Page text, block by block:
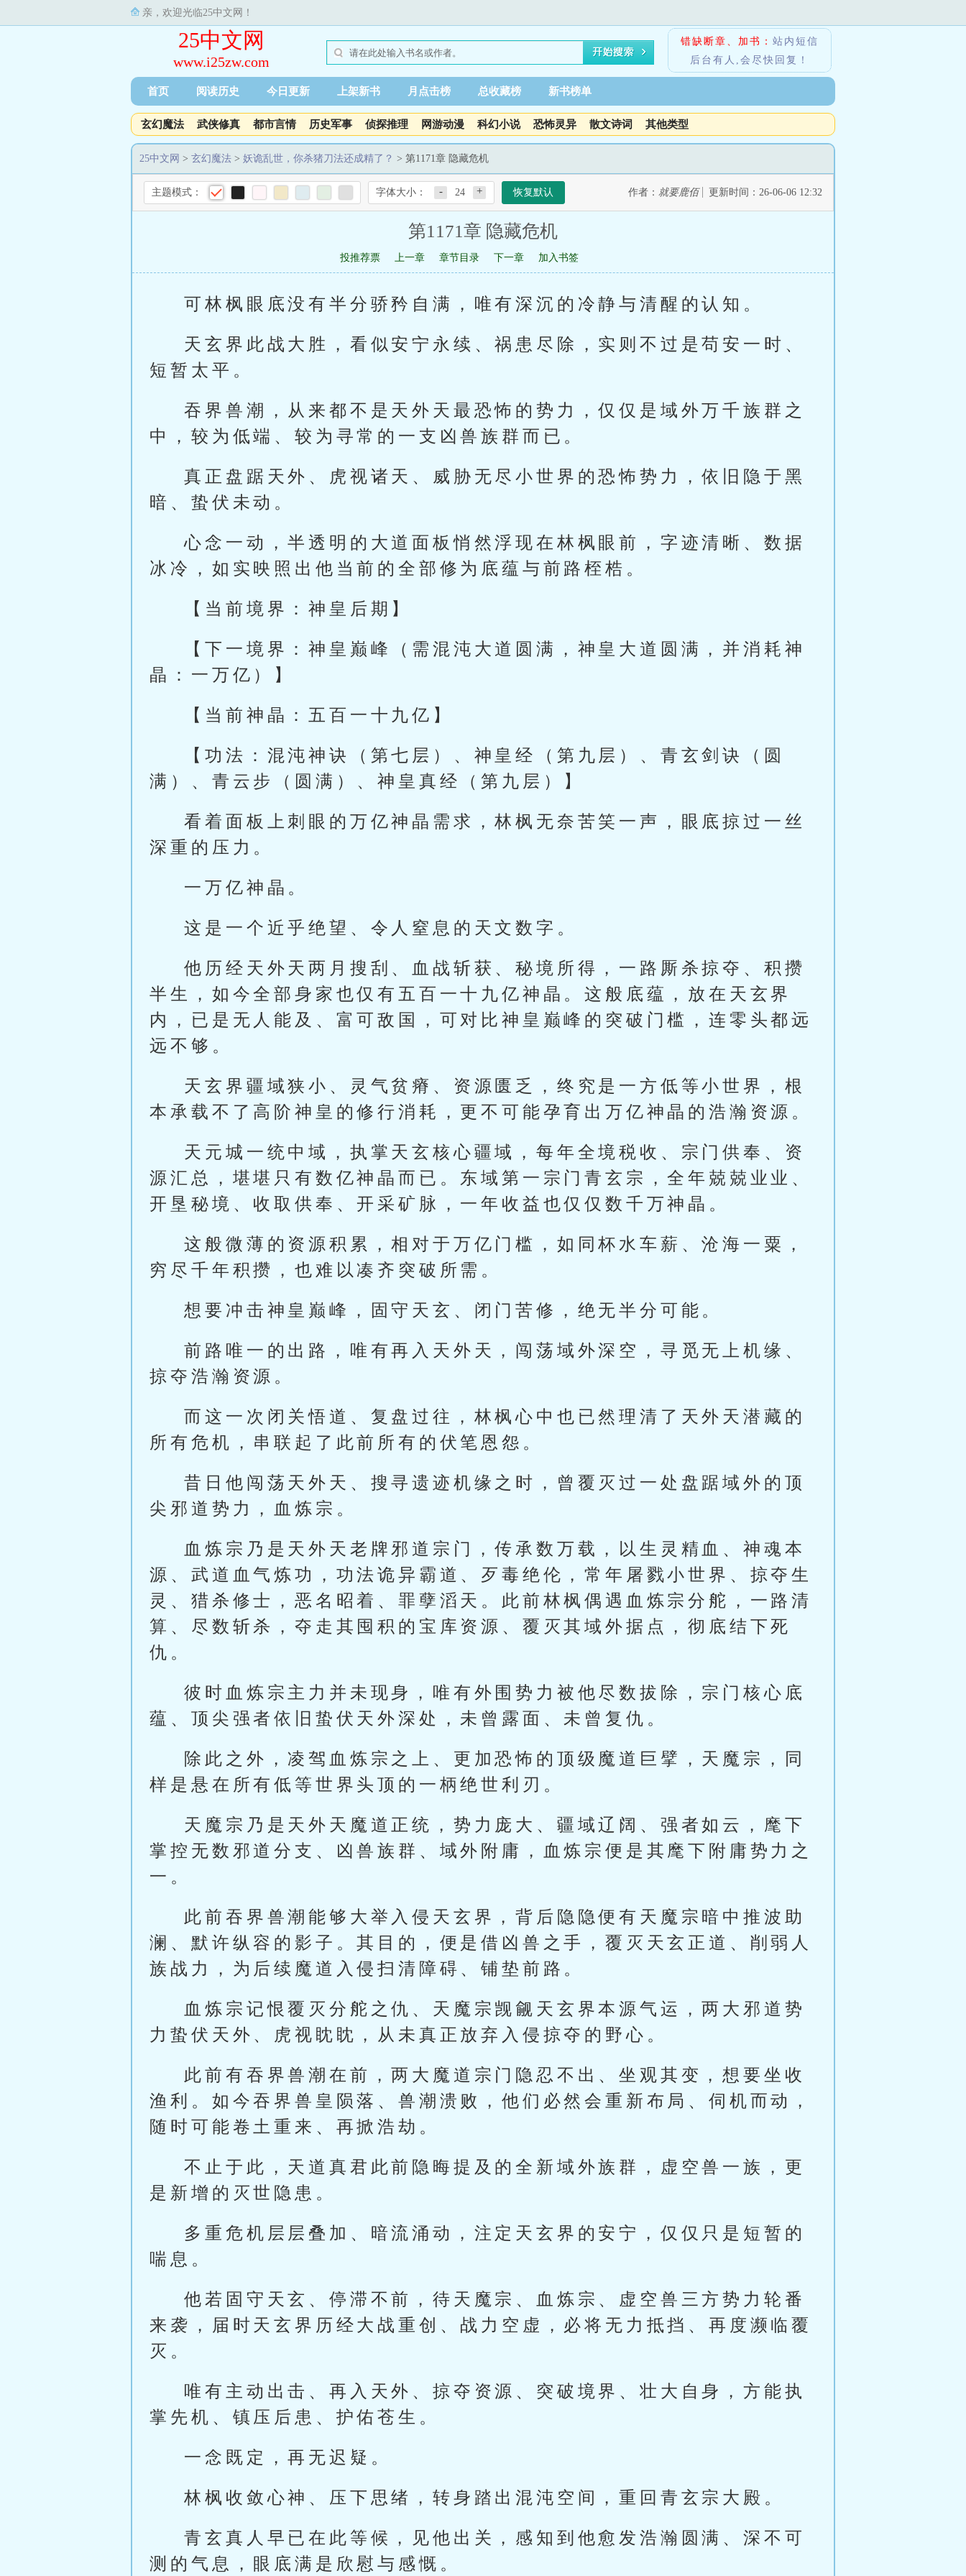
亲，欢迎光临25中文网！
25中文网
www.i25zw.com
错缺断章、加书： 站内短信
后台有人,会尽快回复！
首页 阅读历史 今日更新 上架新书 月点击榜 总收藏榜 新书榜单
玄幻魔法 武侠修真 都市言情 历史军事 侦探推理 网游动漫 科幻小说 恐怖灵异 散文诗词 其他类型
25中文网 > 玄幻魔法 > 妖诡乱世，你杀猪刀法还成精了？ > 第1171章 隐藏危机
主题模式： 字体大小： - 24 + 恢复默认 作者： 就要鹿佰 更新时间：26-06-06 12:32
第1171章 隐藏危机
投推荐票 上一章 章节目录 下一章 加入书签
可林枫眼底没有半分骄矜自满，唯有深沉的冷静与清醒的认知。
天玄界此战大胜，看似安宁永续、祸患尽除，实则不过是苟安一时、
短暂太平。
吞界兽潮，从来都不是天外天最恐怖的势力，仅仅是域外万千族群之
中，较为低端、较为寻常的一支凶兽族群而已。
真正盘踞天外、虎视诸天、威胁无尽小世界的恐怖势力，依旧隐于黑
暗、蛰伏未动。
心念一动，半透明的大道面板悄然浮现在林枫眼前，字迹清晰、数据
冰冷，如实映照出他当前的全部修为底蕴与前路桎梏。
【当前境界：神皇后期】
【下一境界：神皇巅峰（需混沌大道圆满，神皇大道圆满，并消耗神
晶：一万亿）】
【当前神晶：五百一十九亿】
【功法：混沌神诀（第七层）、神皇经（第九层）、青玄剑诀（圆
满）、青云步（圆满）、神皇真经（第九层）】
看着面板上刺眼的万亿神晶需求，林枫无奈苦笑一声，眼底掠过一丝
深重的压力。
一万亿神晶。
这是一个近乎绝望、令人窒息的天文数字。
他历经天外天两月搜刮、血战斩获、秘境所得，一路厮杀掠夺、积攒
半生，如今全部身家也仅有五百一十九亿神晶。这般底蕴，放在天玄界
内，已是无人能及、富可敌国，可对比神皇巅峰的突破门槛，连零头都远
远不够。
天玄界疆域狭小、灵气贫瘠、资源匮乏，终究是一方低等小世界，根
本承载不了高阶神皇的修行消耗，更不可能孕育出万亿神晶的浩瀚资源。
天元城一统中域，执掌天玄核心疆域，每年全境税收、宗门供奉、资
源汇总，堪堪只有数亿神晶而已。东域第一宗门青玄宗，全年兢兢业业、
开垦秘境、收取供奉、开采矿脉，一年收益也仅仅数千万神晶。
这般微薄的资源积累，相对于万亿门槛，如同杯水车薪、沧海一粟，
穷尽千年积攒，也难以凑齐突破所需。
想要冲击神皇巅峰，固守天玄、闭门苦修，绝无半分可能。
前路唯一的出路，唯有再入天外天，闯荡域外深空，寻觅无上机缘、
掠夺浩瀚资源。
而这一次闭关悟道、复盘过往，林枫心中也已然理清了天外天潜藏的
所有危机，串联起了此前所有的伏笔恩怨。
昔日他闯荡天外天、搜寻遗迹机缘之时，曾覆灭过一处盘踞域外的顶
尖邪道势力，血炼宗。
血炼宗乃是天外天老牌邪道宗门，传承数万载，以生灵精血、神魂本
源、武道血气炼功，功法诡异霸道、歹毒绝伦，常年屠戮小世界、掠夺生
灵、猎杀修士，恶名昭着、罪孽滔天。此前林枫偶遇血炼宗分舵，一路清
算、尽数斩杀，夺走其囤积的宝库资源、覆灭其域外据点，彻底结下死
仇。
彼时血炼宗主力并未现身，唯有外围势力被他尽数拔除，宗门核心底
蕴、顶尖强者依旧蛰伏天外深处，未曾露面、未曾复仇。
除此之外，凌驾血炼宗之上、更加恐怖的顶级魔道巨擘，天魔宗，同
样是悬在所有低等世界头顶的一柄绝世利刃。
天魔宗乃是天外天魔道正统，势力庞大、疆域辽阔、强者如云，麾下
掌控无数邪道分支、凶兽族群、域外附庸，血炼宗便是其麾下附庸势力之
一。
此前吞界兽潮能够大举入侵天玄界，背后隐隐便有天魔宗暗中推波助
澜、默许纵容的影子。其目的，便是借凶兽之手，覆灭天玄正道、削弱人
族战力，为后续魔道入侵扫清障碍、铺垫前路。
血炼宗记恨覆灭分舵之仇、天魔宗觊觎天玄界本源气运，两大邪道势
力蛰伏天外、虎视眈眈，从未真正放弃入侵掠夺的野心。
此前有吞界兽潮在前，两大魔道宗门隐忍不出、坐观其变，想要坐收
渔利。如今吞界兽皇陨落、兽潮溃败，他们必然会重新布局、伺机而动，
随时可能卷土重来、再掀浩劫。
不止于此，天道真君此前隐晦提及的全新域外族群，虚空兽一族，更
是新增的灭世隐患。
多重危机层层叠加、暗流涌动，注定天玄界的安宁，仅仅只是短暂的
喘息。
他若固守天玄、停滞不前，待天魔宗、血炼宗、虚空兽三方势力轮番
来袭，届时天玄界历经大战重创、战力空虚，必将无力抵挡、再度濒临覆
灭。
唯有主动出击、再入天外、掠夺资源、突破境界、壮大自身，方能执
掌先机、镇压后患、护佑苍生。
一念既定，再无迟疑。
林枫收敛心神、压下思绪，转身踏出混沌空间，重回青玄宗大殿。
青玄真人早已在此等候，见他出关，感知到他愈发浩瀚圆满、深不可
测的气息，眼底满是欣慰与感慨。